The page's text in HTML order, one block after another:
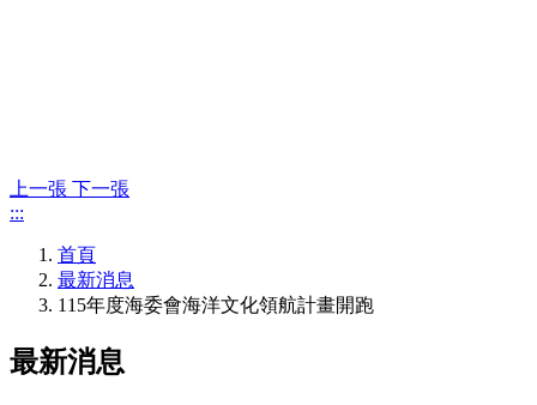
上一張 下一張
:::
首頁
最新消息
115年度海委會海洋文化領航計畫開跑
最新消息